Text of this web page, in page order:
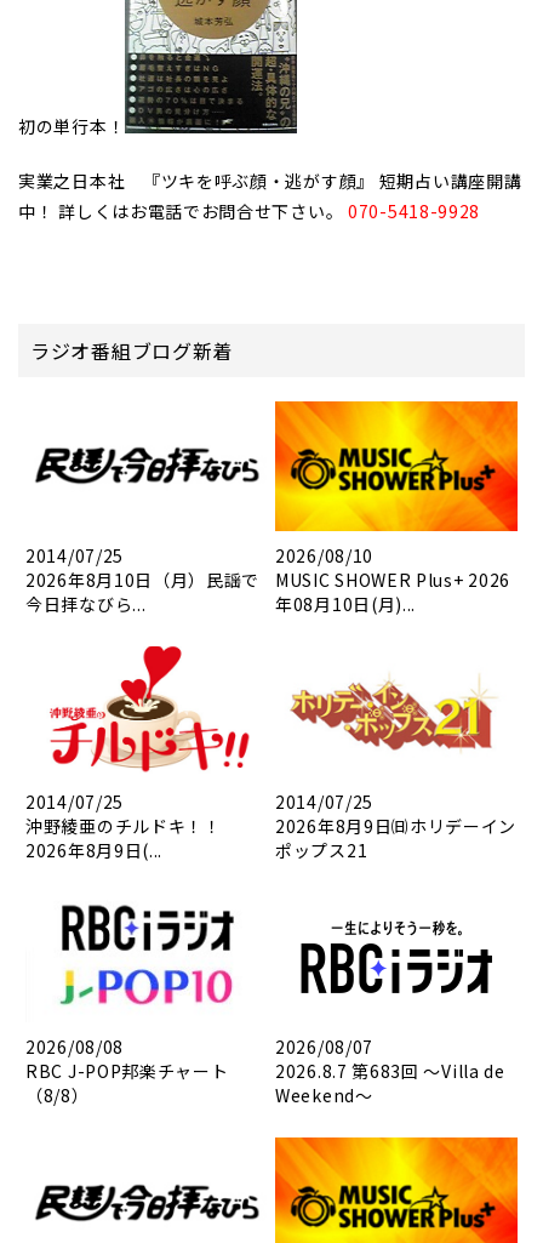
初の単行本！
実業之日本社 『ツキを呼ぶ顔・逃がす顔』 短期占い講座開講
中！ 詳しくはお電話でお問合せ下さい。 070-5418-9928
ラジオ番組ブログ新着
2014/07/25
2026年8月10日（月）民謡で
今日拝なびら...
2026/08/10
MUSIC SHOWER Plus+ 2026
年08月10日(月)...
2014/07/25
沖野綾亜のチルドキ！！
2026年8月9日(...
2014/07/25
2026年8月9日㈰ホリデーイン
ポップス21
2026/08/08
RBC J-POP邦楽チャート
（8/8）
2026/08/07
2026.8.7 第683回 ～Villa de
Weekend～